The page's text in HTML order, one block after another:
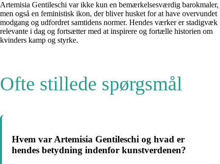
Artemisia Gentileschi var ikke kun en bemærkelsesværdig barokmaler,
men også en feministisk ikon, der bliver husket for at have overvundet
modgang og udfordret samtidens normer. Hendes værker er stadigvæk
relevante i dag og fortsætter med at inspirere og fortælle historien om
kvinders kamp og styrke.
Ofte stillede spørgsmål
Hvem var Artemisia Gentileschi og hvad er
hendes betydning indenfor kunstverdenen?